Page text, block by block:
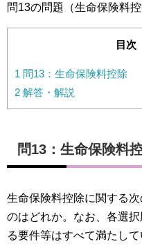
問13の問題（生命保険料
目次
1 問13：生命保険料控除
2 解答・解説
問13：生命保険料
生命保険料控除に関する
のはどれか。なお、各選
る要件等はすべて満たして